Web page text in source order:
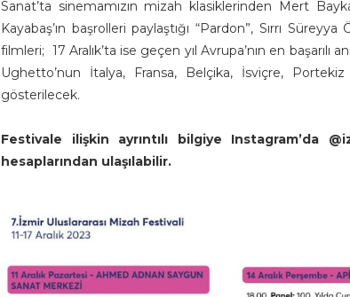
Sanat’ta sinemamızın mizah klasiklerinden Mert
Kayabaş’ın başrolleri paylaştığı “Pardon”, Sırrı
filmleri; 17 Aralık’ta ise geçen yıl Avrupa’nın en başarılı
Ughetto’nun İtalya, Fransa, Belçika, İsviçre,
gösterilecek.
Festivale ilişkin ayrıntılı bilgiye Instagram’da
hesaplarından ulaşılabilir.